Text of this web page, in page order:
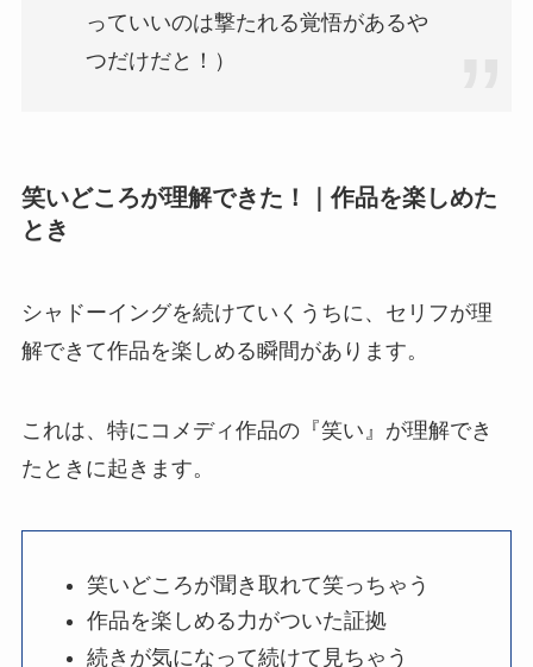
っていいのは撃たれる覚悟があるや
つだけだと！）
笑いどころが理解できた！｜作品を楽しめた
とき
シャドーイングを続けていくうちに、セリフが理
解できて作品を楽しめる瞬間があります。
これは、特にコメディ作品の『笑い』が理解でき
たときに起きます。
笑いどころが聞き取れて笑っちゃう
作品を楽しめる力がついた証拠
続きが気になって続けて見ちゃう